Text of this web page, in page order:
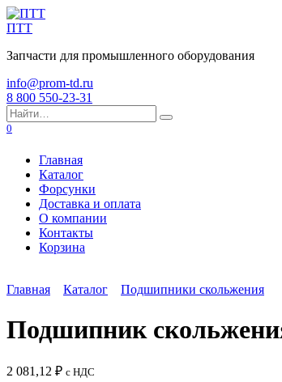
Перейти
к
ПТТ
Запчасти для промышленного оборудования
info@prom-td.ru
8 800 550-23-31
Search
for:
0
Главная
Каталог
Форсунки
Доставка и оплата
О компании
Контакты
Корзина
Главная Каталог Подшипники скольжения
Подшипник
2 081,12 ₽ с НДС